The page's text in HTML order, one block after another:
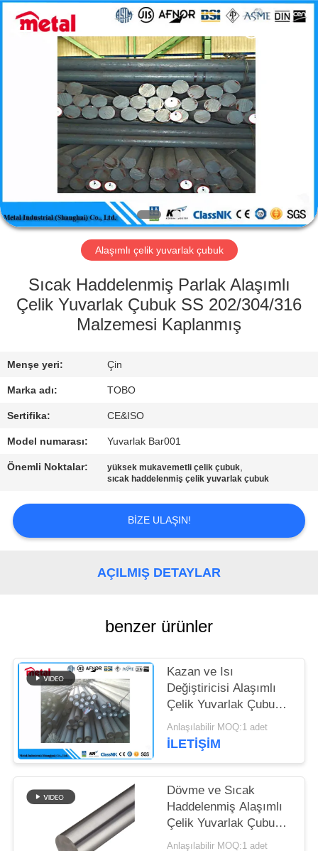
ÜRÜN:%
HAKKIMIZDA
FABRIKA
KALITE
KONTROL
BIZE
ULAŞIN
HABERLER
SITE
TOBO
STEEL
GROUP
CHINA.
Alaşımlı çelik yuvarlak çubuk
Sıcak Haddelenmiş Parlak Alaşımlı
Çelik Yuvarlak Çubuk SS 202/304/316
Malzemesi Kaplanmış
Menşe yeri: Çin
Marka adı: TOBO
Sertifika: CE&ISO
Model numarası: Yuvarlak Bar001
Önemli Noktalar: yüksek mukavemetli çelik çubuk,
sıcak haddelenmiş çelik yuvarlak çubuk
BIZE ULAŞIN!
AÇILMIŞ DETAYLAR
benzer ürünler
Kazan ve Isı
Değiştiricisi Alaşımlı
Çelik Yuvarlak Çubuk
ASTM4140/42CrMo4
Anlaşılabilir MOQ:1 adet
İLETIŞIM
Dövme ve Sıcak
Haddelenmiş Alaşımlı
Çelik Yuvarlak Çubuk
42CrMo/4140/SAE
Anlaşılabilir MOQ:1 adet